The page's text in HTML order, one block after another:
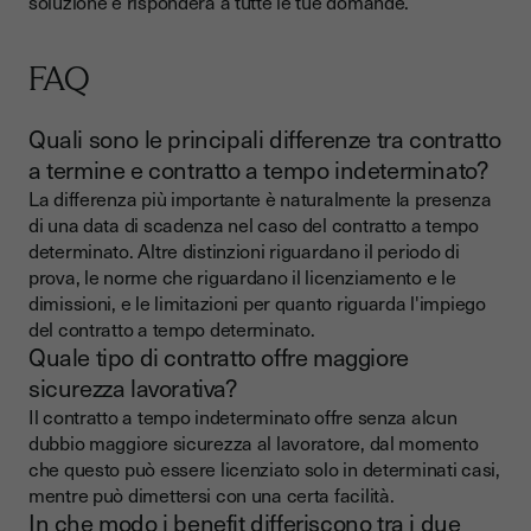
FAQ
Quali sono le principali differenze tra contratto
a termine e contratto a tempo indeterminato?
La differenza più importante è naturalmente la presenza
di una data di scadenza nel caso del contratto a tempo
determinato. Altre distinzioni riguardano il periodo di
prova, le norme che riguardano il licenziamento e le
dimissioni, e le limitazioni per quanto riguarda l'impiego
del contratto a tempo determinato.
Quale tipo di contratto offre maggiore
sicurezza lavorativa?
Il contratto a tempo indeterminato offre senza alcun
dubbio maggiore sicurezza al lavoratore, dal momento
che questo può essere licenziato solo in determinati casi,
mentre può dimettersi con una certa facilità.
In che modo i benefit differiscono tra i due